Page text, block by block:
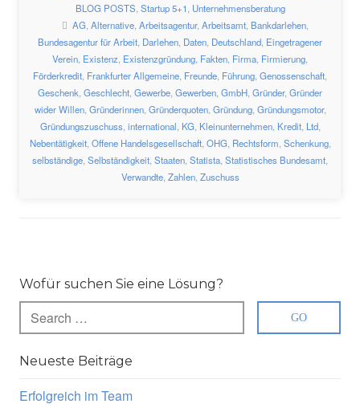
BLOG POSTS Startup 5+1 Unternehmensberatung
AG, Alternative, Arbeitsagentur, Arbeitsamt, Bankdarlehen,
Bundesagentur für Arbeit Darlehen Daten Deutschland Eingetragener
Verein Existenz Existenzgründung Fakten Firma Firmierung
Förderkredit Frankfurter Allgemeine Freunde Führung Genossenschaft
Geschenk Geschlecht Gewerbe Gewerben GmbH Gründer, Gründer
wider Willen, Gründerinnen, Gründerquoten, Gründung, Gründungsmotor,
Gründungszuschuss, international KG, Kleinunternehmen, Kredit, Ltd,
Nebentätigkeit, Offene Handelsgesellschaft, OHG, Rechtsform Schenkung,
selbständige Selbständigkeit Staaten Statista Statistisches Bundesamt
Verwandte, Zahlen, Zuschuss
Wofür suchen Sie eine Lösung?
Neueste Beiträge
Erfolgreich im Team